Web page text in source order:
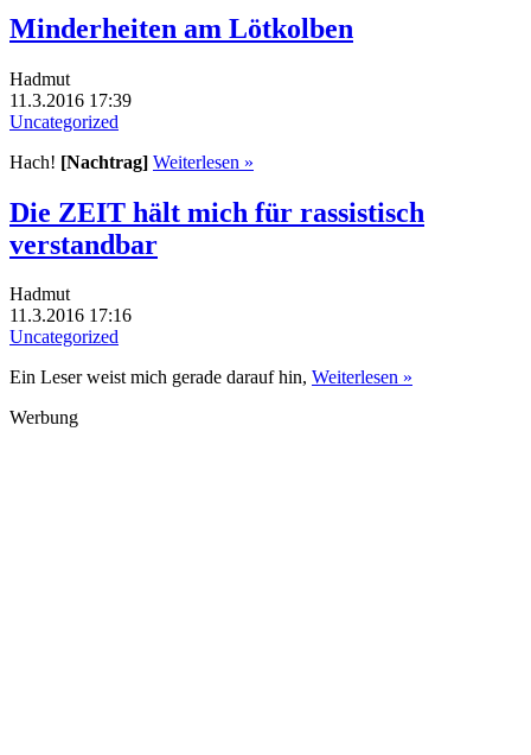
Minderheiten am Lötkolben
Hadmut
11.3.2016 17:39
Uncategorized
Hach! [Nachtrag] Weiterlesen »
Die ZEIT hält mich für rassistisch
verstandbar
Hadmut
11.3.2016 17:16
Uncategorized
Ein Leser weist mich gerade darauf hin, Weiterlesen »
Werbung